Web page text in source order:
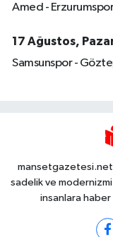
Amed - Erzurumspor
17 Ağustos,
Samsunspor -
sadelik ve
insanlara